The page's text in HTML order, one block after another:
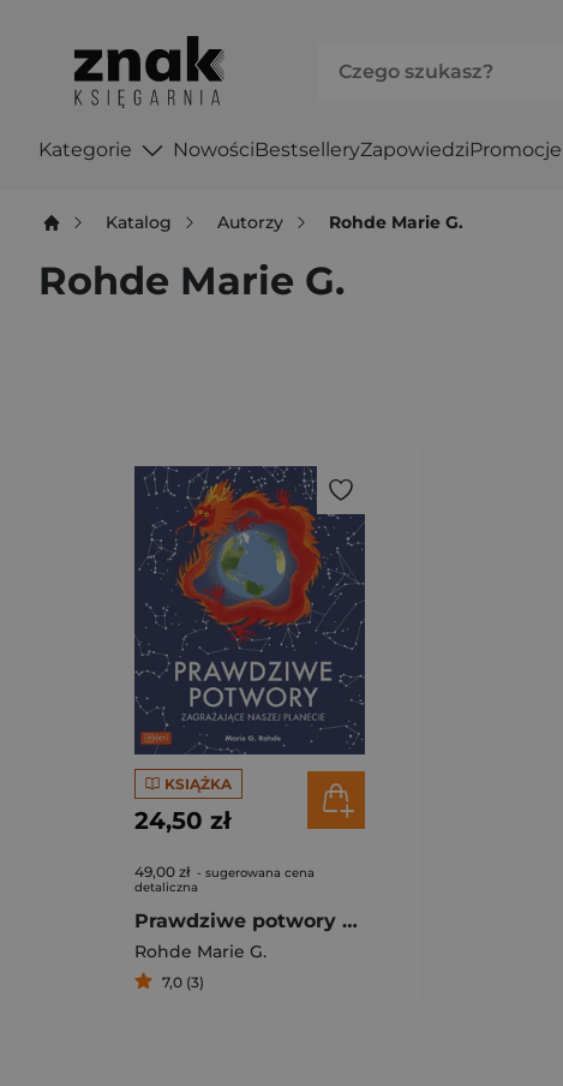
Kategorie NowościBestselleryZapowiedziPromocje
Katalog Autorzy Rohde Marie G.
Rohde Marie G.
KSIĄŻKA
24,50 zł
49,00 zł - sugerowana cena
detaliczna
Prawdziwe potwory zagrażające naszej planecie
Rohde Marie G.
7,0 (3)